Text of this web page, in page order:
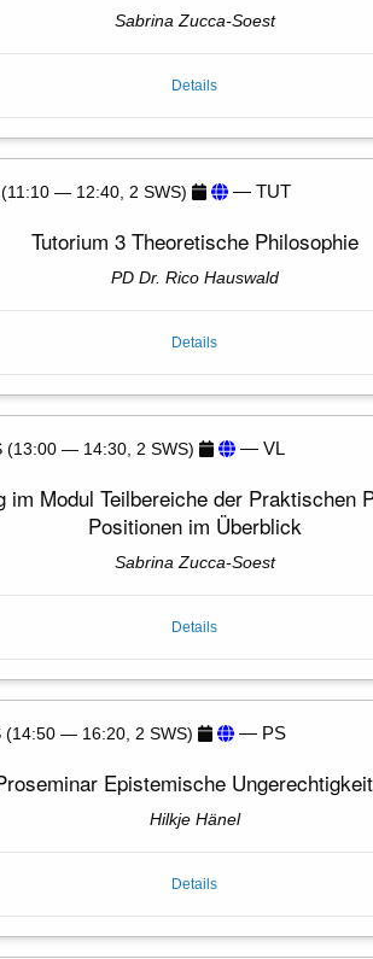
Sabrina Zucca-Soest
Details
(11:10 — 12:40, 2 SWS) — TUT
Tutorium 3 Theoretische Philosophie
PD Dr. Rico Hauswald
Details
(13:00 — 14:30, 2 SWS) — VL
im Modul Teilbereiche der Praktischen
Positionen im Überblick
Sabrina Zucca-Soest
Details
(14:50 — 16:20, 2 SWS) — PS
Epistemische
Hilkje Hänel
Details